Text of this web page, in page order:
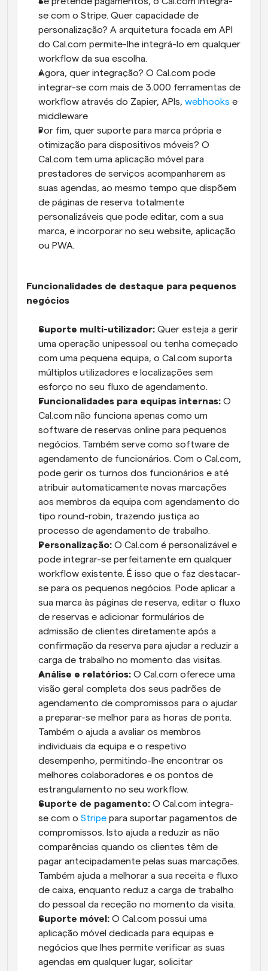
se com o Stripe. Quer capacidade de
personalização? A arquitetura focada em API
do Cal.com permite-lhe integrá-lo em qualquer
workflow da sua escolha.
Agora, quer integração? O Cal.com pode
integrar-se com mais de 3.000 ferramentas de
workflow através do Zapier, APIs, webhooks e
middleware
Por fim, quer suporte para marca própria e
otimização para dispositivos móveis? O
Cal.com tem uma aplicação móvel para
prestadores de serviços acompanharem as
suas agendas, ao mesmo tempo que dispõem
de páginas de reserva totalmente
personalizáveis que pode editar, com a sua
marca, e incorporar no seu website, aplicação
ou PWA.
Funcionalidades de destaque para pequenos
negócios
Suporte multi-utilizador: Quer esteja a gerir
uma operação unipessoal ou tenha começado
com uma pequena equipa, o Cal.com suporta
múltiplos utilizadores e localizações sem
esforço no seu fluxo de agendamento.
Funcionalidades para equipas internas: O
Cal.com não funciona apenas como um
software de reservas online para pequenos
negócios. Também serve como software de
agendamento de funcionários. Com o Cal.com,
pode gerir os turnos dos funcionários e até
atribuir automaticamente novas marcações
aos membros da equipa com agendamento do
tipo round-robin, trazendo justiça ao
processo de agendamento de trabalho.
Personalização: O Cal.com é personalizável e
pode integrar-se perfeitamente em qualquer
workflow existente. É isso que o faz destacar-
se para os pequenos negócios. Pode aplicar a
sua marca às páginas de reserva, editar o fluxo
de reservas e adicionar formulários de
admissão de clientes diretamente após a
confirmação da reserva para ajudar a reduzir a
carga de trabalho no momento das visitas.
Análise e relatórios: O Cal.com oferece uma
visão geral completa dos seus padrões de
agendamento de compromissos para o ajudar
a preparar-se melhor para as horas de ponta.
Também o ajuda a avaliar os membros
individuais da equipa e o respetivo
desempenho, permitindo-lhe encontrar os
melhores colaboradores e os pontos de
estrangulamento no seu workflow.
Suporte de pagamento: O Cal.com integra-
se com o Stripe para suportar pagamentos de
compromissos. Isto ajuda a reduzir as não
comparências quando os clientes têm de
pagar antecipadamente pelas suas marcações.
Também ajuda a melhorar a sua receita e fluxo
de caixa, enquanto reduz a carga de trabalho
do pessoal da receção no momento da visita.
Suporte móvel: O Cal.com possui uma
aplicação móvel dedicada para equipas e
negócios que lhes permite verificar as suas
agendas em qualquer lugar, solicitar